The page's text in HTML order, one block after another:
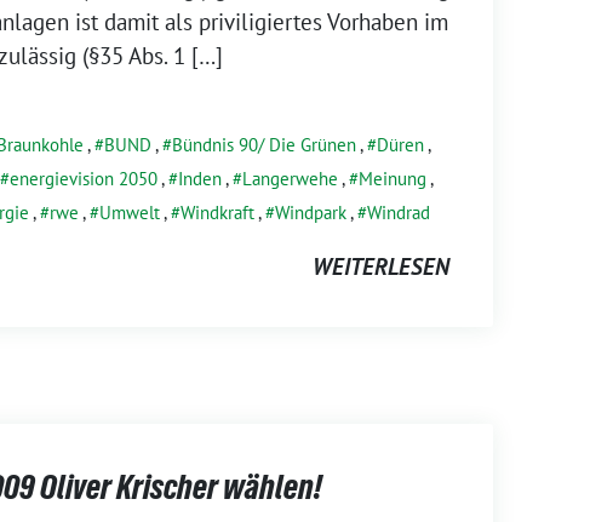
ist damit als priviligiertes Vorhaben im
(§35 Abs. 1 […]
, BUND , Bündnis 90/ Die Grünen, Düren,
energievision 2050, Inden, Langerwehe , Meinung ,
, rwe , Umwelt, Windkraft, Windpark, Windrad
WEITERLESEN
Oliver Krischer wählen!